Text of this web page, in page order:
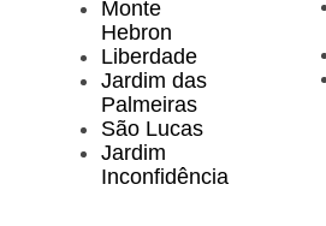
Monte
Hebron
Liberdade
Jardim das
Palmeiras
São Lucas
Jardim
Inconfidência